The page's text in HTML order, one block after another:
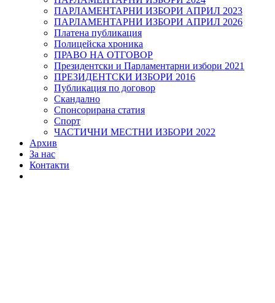
ПАРЛАМЕНТАРНИ ИЗБОРИ АПРИЛ 2023
ПАРЛАМЕНТАРНИ ИЗБОРИ АПРИЛ 2026
Платена публикация
Полицейска хроника
ПРАВО НА ОТГОВОР
Президентски и Парламентарни избори 2021
ПРЕЗИДЕНТСКИ ИЗБОРИ 2016
Публикация по договор
Скандално
Спонсорирана статия
Спорт
ЧАСТИЧНИ МЕСТНИ ИЗБОРИ 2022
Архив
За нас
Контакти